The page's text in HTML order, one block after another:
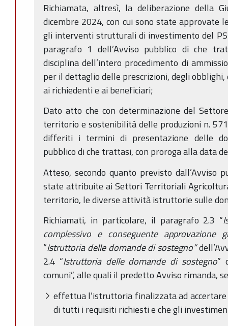
Richiamata, altresì, la deliberazione della
dicembre 2024, con cui sono state approvate
gli interventi strutturali di investimento del
paragrafo 1 dell’Avviso pubblico di che
disciplina dell’intero procedimento di
per il dettaglio delle prescrizioni, degli obblighi,
ai richiedenti e ai beneficiari;
Dato atto che con determinazione del
territorio e sostenibilità delle produzioni n.
differiti i termini di presentazione delle
pubblico di che trattasi, con proroga alla data
Atteso, secondo quanto previsto dall’Avviso
state attribuite ai Settori Territoriali
territorio, le diverse attività istruttorie sulle
Richiamati, in particolare, il paragrafo 2.3 “
complessivo e conseguente approvazione
“Istruttoria delle domande di sostegno”
2.4 “Istruttoria delle domande di sostegno”
comuni”, alle quali il predetto Avviso rimanda,
effettua l’istruttoria finalizzata ad accertare
di tutti i requisiti richiesti e che gli